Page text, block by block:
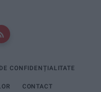
CONFIDENȚIALITATE
CONTACT